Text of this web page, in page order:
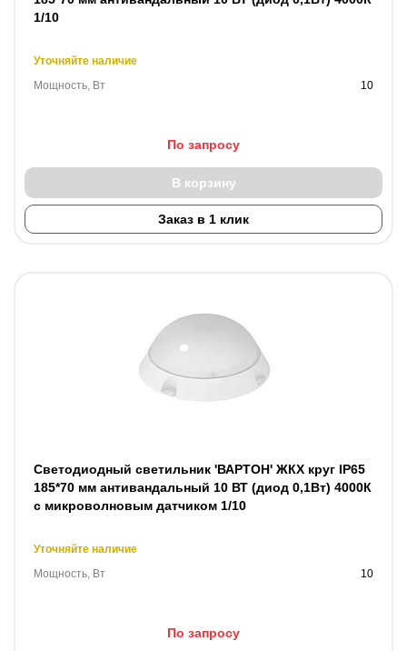
1/10
Уточняйте наличие
Мощность, Вт
10
По запросу
В корзину
Заказ в 1 клик
Светодиодный светильник 'ВАРТОН' ЖКХ круг IP65
185*70 мм антивандальный 10 ВТ (диод 0,1Вт) 4000К
с микроволновым датчиком 1/10
Уточняйте наличие
Мощность, Вт
10
По запросу